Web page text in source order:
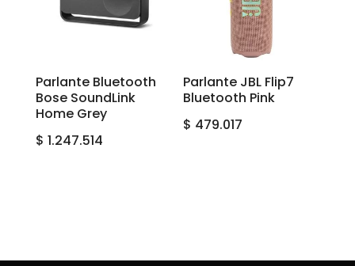
Parlante Bluetooth
Bose SoundLink
Home Grey
$ 1.247.514
Parlante JBL Flip7
Bluetooth Pink
$ 479.017